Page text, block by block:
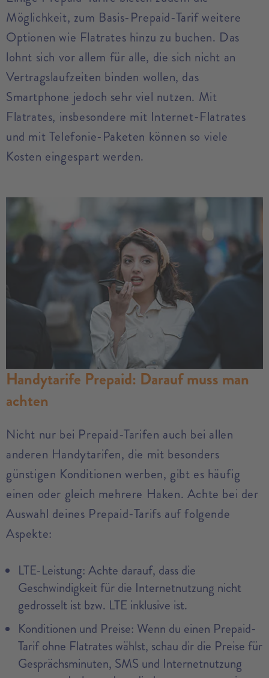
Möglichkeit, zum Basis-Prepaid-Tarif weitere
Optionen wie Flatrates hinzu zu buchen. Das
lohnt sich vor allem für alle, die sich nicht an
Vertragslaufzeiten binden wollen, das
Smartphone jedoch sehr viel nutzen. Mit
Flatrates, insbesondere mit Internet-Flatrates
und mit Telefonie-Paketen können so viele
Kosten eingespart werden.
Handytarife Prepaid: Darauf muss man
achten
Nicht nur bei Prepaid-Tarifen auch bei allen
anderen Handytarifen, die mit besonders
günstigen Konditionen werben, gibt es häufig
einen oder gleich mehrere Haken. Achte bei der
Auswahl deines Prepaid-Tarifs auf folgende
Aspekte:
LTE-Leistung: Achte darauf, dass die
Geschwindigkeit für die Internetnutzung nicht
gedrosselt ist bzw. LTE inklusive ist.
Konditionen und Preise: Wenn du einen Prepaid-
Tarif ohne Flatrates wählst, schau dir die Preise für
Gesprächsminuten, SMS und Internetnutzung